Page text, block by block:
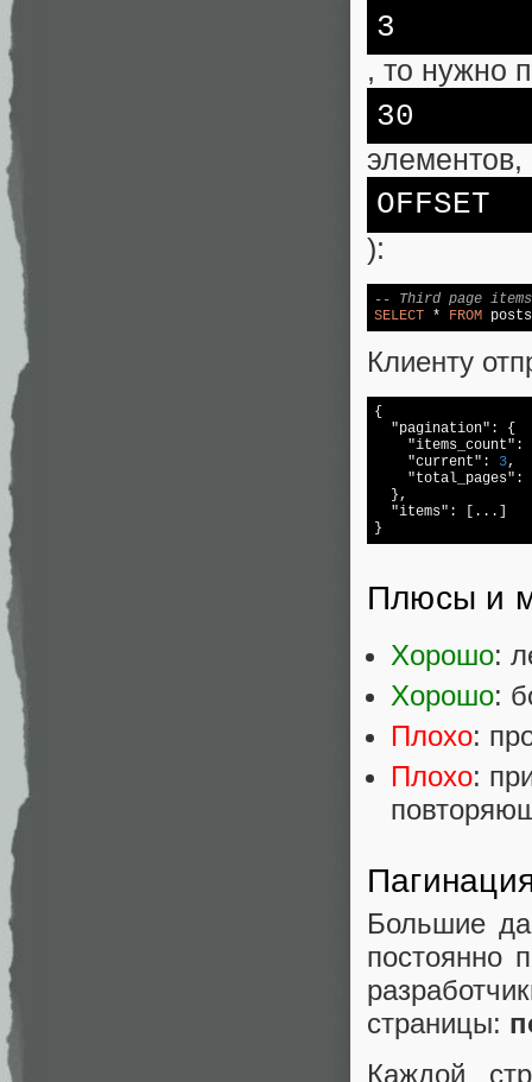
3
, то нужно
30
OFFSET
):
-- Third page items
SELECT * FROM
Клиенту
{
"pagination" : {
"items_count" :
"current" : 3,
"total_pages" :
  },
"items" : [...]
}
Плюсы и
Хорошо:
Хорошо:
Плохо:
Плохо:
Большие
постоянно
страницы:
Каждой